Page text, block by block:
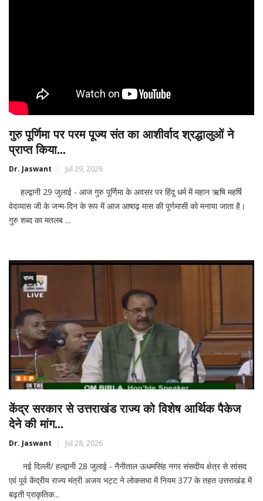
गुरु पूर्णिमा पर परम पूज्य संत का आशीर्वाद श्रद्धालुओं ने
प्राप्त किया...
Dr. Jaswant Jul 29, 2026
हल्द्वानी 29 जुलाई - आज गुरु पूर्णिमा के अवसर पर हिंदू धर्म में महान ऋषि महर्षि
वेदव्यास जी के जन्म-दिन के रूप में आज आषाढ़ मास की पूर्णमासी को मनाया जाता है।
गुरु शब्द का मतलब ...
राज्य
केंद्र सरकार से उत्तराखंड राज्य को विशेष आर्थिक पैकेज
देने की मांग...
Dr. Jaswant Jul 28, 2026
नई दिल्ली/ हल्द्वानी 28 जुलाई - नैनीताल ऊधमसिंह नगर संसदीय क्षेत्र से सांसद
एवं पूर्व केंद्रीय राज्य मंत्री अजय भट्ट ने लोकसभा में नियम 377 के तहत उत्तराखंड में
बढ़ती प्राकृतिक...